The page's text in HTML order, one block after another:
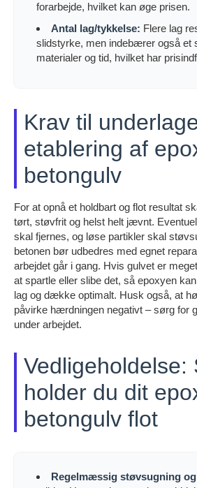
forarbejde, hvilket kan øge prisen.
Antal lag/tykkelse: Flere lag
slidstyrke, men indebærer også et
materialer og tid, hvilket har
Krav til
etablering af
betongulv
For at opnå et holdbart og flot resultat
tørt, støvfrit og helst helt jævnt.
skal fjernes, og løse partikler skal
betonen bør udbedres med egnet
arbejdet går i gang. Hvis gulvet er
at spartle eller slibe det, så epoxyen
lag og dække optimalt. Husk også, at
påvirke hærdningen negativt – sørg for
under arbejdet.
Vedligeholdelse:
holder du dit
betongulv flot
Regelmæssig støvsugning